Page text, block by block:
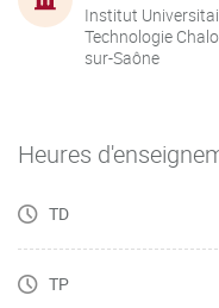
Institut
Technologie
sur-Saône
Heures
TD
TP